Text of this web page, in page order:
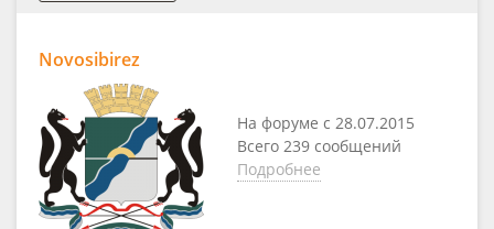
Novosibirez
На форуме с 28.07.2015
Всего 239 сообщений
Подробнее